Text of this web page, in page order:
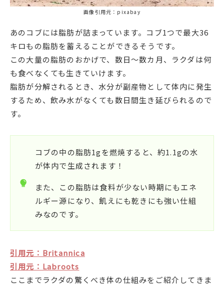
画像引用元：pixabay
あのコブには脂肪が詰まっています。コブ1つで最大36
キロもの脂肪を蓄えることができるそうです。
この大量の脂肪のおかげで、数日～数カ月、ラクダは何
も食べなくても生きていけます。
脂肪が分解されるとき、水分が副産物として体内に発生
するため、飲み水がなくても数日間生き延びられるので
す。
コブの中の脂肪1gを燃焼すると、約1.1gの水
が体内で生成されます！
また、この脂肪は食料が少ない時期にもエネ
ルギー源になり、飢えにも乾きにも強い仕組
みなのです。
引用元：Britannica
引用元：Labroots
ここまでラクダの驚くべき体の仕組みをご紹介してきま